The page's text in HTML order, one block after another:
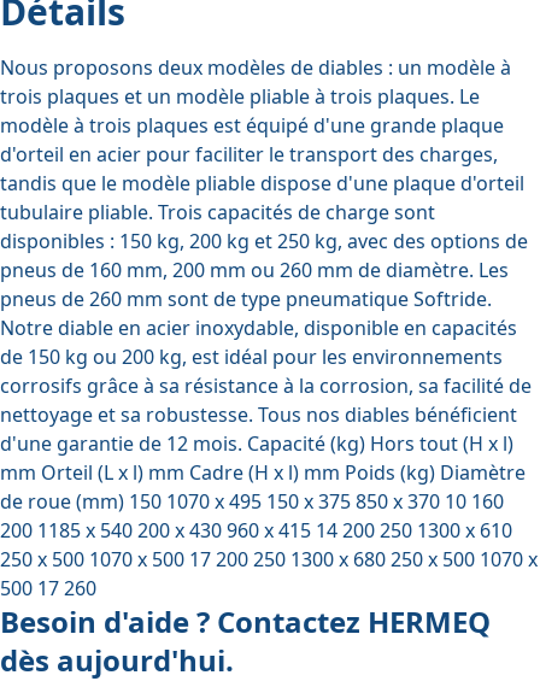
Détails
Nous proposons deux modèles de diables : un modèle à
trois plaques et un modèle pliable à trois plaques. Le
modèle à trois plaques est équipé d'une grande plaque
d'orteil en acier pour faciliter le transport des charges,
tandis que le modèle pliable dispose d'une plaque d'orteil
tubulaire pliable. Trois capacités de charge sont
disponibles : 150 kg, 200 kg et 250 kg, avec des options de
pneus de 160 mm, 200 mm ou 260 mm de diamètre. Les
pneus de 260 mm sont de type pneumatique Softride.
Notre diable en acier inoxydable, disponible en capacités
de 150 kg ou 200 kg, est idéal pour les environnements
corrosifs grâce à sa résistance à la corrosion, sa facilité de
nettoyage et sa robustesse. Tous nos diables bénéficient
d'une garantie de 12 mois. Capacité (kg) Hors tout (H x l)
mm Orteil (L x l) mm Cadre (H x l) mm Poids (kg) Diamètre
de roue (mm) 150 1070 x 495 150 x 375 850 x 370 10 160
200 1185 x 540 200 x 430 960 x 415 14 200 250 1300 x 610
250 x 500 1070 x 500 17 200 250 1300 x 680 250 x 500 1070 x
500 17 260
Besoin d'aide ? Contactez HERMEQ
dès aujourd'hui.